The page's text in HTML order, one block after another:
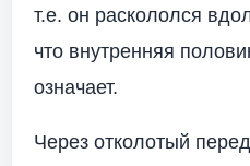
т.е. он раскололся
что внутренняя
означает.
Через отколотый